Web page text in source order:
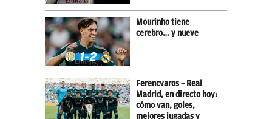
Mourinho tiene
cerebro… y nueve
Ferencvaros – Real
Madrid, en directo hoy:
cómo van, goles,
mejores jugadas y